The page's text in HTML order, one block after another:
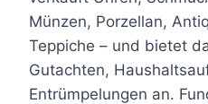
Münzen, Porzellan,
Teppiche – und bietet
Gutachten,
Entrümpelungen an.